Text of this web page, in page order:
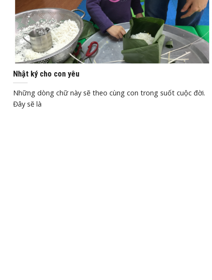
Th12 29, 2019
Nhật ký cho con yêu
Những dòng chữ này sẽ theo cùng con trong suốt cuộc đời.
Đây sẽ là